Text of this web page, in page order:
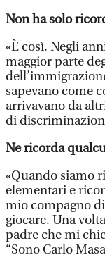
Non ha solo
«È così. Negli
maggior parte
sapevano come
arrivavano da
di
Ne ricorda
«Quando siamo
elementari e
mio compagno
giocare. Una
padre che mi
“Sono Carlo